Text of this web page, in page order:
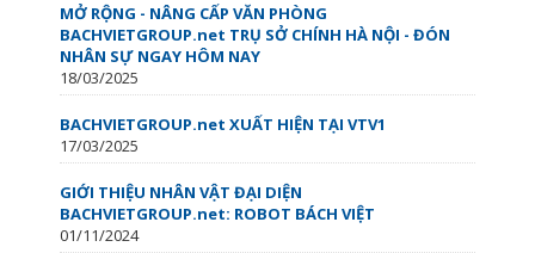
MỞ RỘNG - NÂNG CẤP VĂN PHÒNG
BACHVIETGROUP.net TRỤ SỞ CHÍNH HÀ NỘI - ĐÓN
NHÂN SỰ NGAY HÔM NAY
18/03/2025
BACHVIETGROUP.net XUẤT HIỆN TẠI VTV1
17/03/2025
GIỚI THIỆU NHÂN VẬT ĐẠI DIỆN
BACHVIETGROUP.net: ROBOT BÁCH VIỆT
01/11/2024